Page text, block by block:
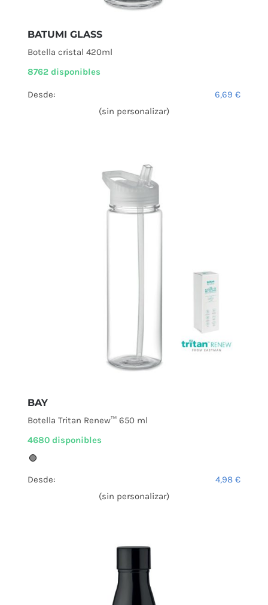
BATUMI GLASS
Botella cristal 420ml
8762 disponibles
Desde: 6,69 €
(sin personalizar)
BAY
Botella Tritan Renew™ 650 ml
4680 disponibles
Desde: 4,98 €
(sin personalizar)